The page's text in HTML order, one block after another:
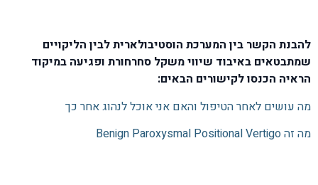
להבנת הקשר בין המערכת הוסטיבולארית לבין הליקויים
שמתבטאים באיבוד שיווי משקל סחרחורת ופגיעה במיקוד
הראיה הכנסו לקישורים הבאים:
מה עושים לאחר הטיפול והאם אני אוכל לנהוג אחר כך
מה זה Benign Paroxysmal Positional Vertigo